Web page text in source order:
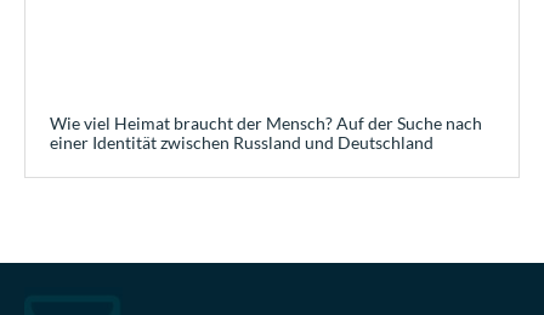
Wie viel Heimat braucht der Mensch? Auf der Suche nach
einer Identität zwischen Russland und Deutschland